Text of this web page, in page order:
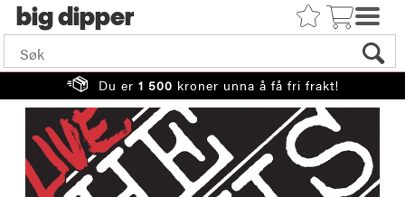
big
Du er 1 500 kroner unna å få fri frakt!